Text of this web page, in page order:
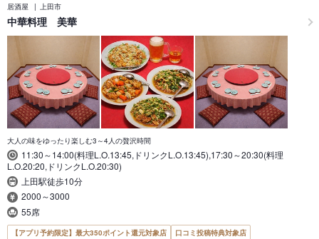
居酒屋 上田市
中華料理 美華
大人の味をゆったり楽しむ3～4人の贅沢時間
11:30～14:00(料理L.O.13:45,ドリンクL.O.13:45),17:30～20:30(料理
L.O.20:20,ドリンクL.O.20:30)
上田駅徒歩10分
2000～3000
55席
【アプリ予約限定】最大350ポイント還元対象店 口コミ投稿特典対象店